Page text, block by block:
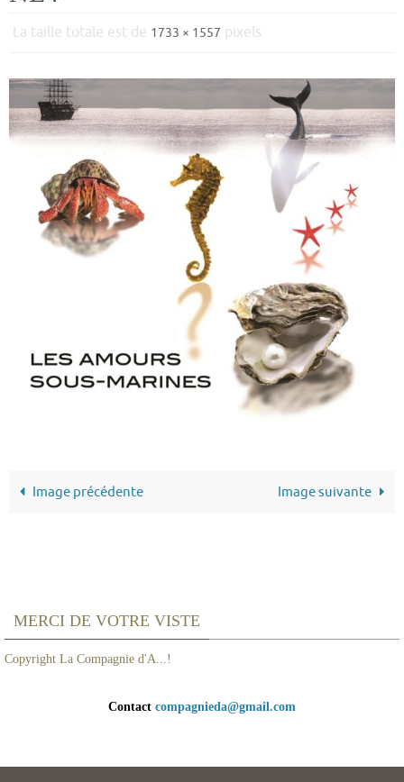
La taille totale est de 1733 × 1557 pixels
Image précédente Image suivante
MERCI DE VOTRE VISTE
Copyright La Compagnie d'A...!
Contact compagnieda@gmail.com